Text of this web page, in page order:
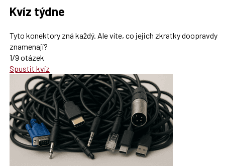
Kvíz týdne
Tyto konektory zná každý. Ale víte, co jejich zkratky doopravdy
znamenají?
1/9 otázek
Spustit kvíz